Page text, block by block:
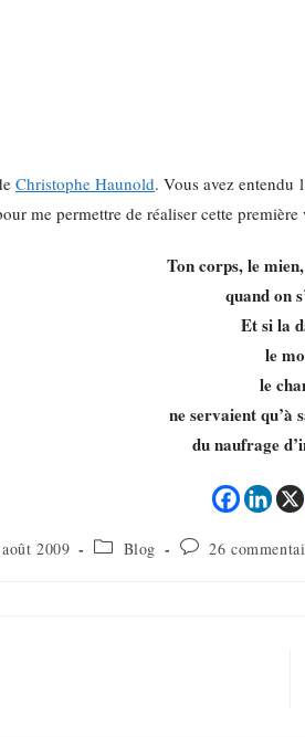
Christophe Haunold. Vous avez entendu
me permettre de réaliser cette
Ton corps, le
quand on
Et si la
le
le
ne servaient qu’à
du naufrage
2009 Blog 26